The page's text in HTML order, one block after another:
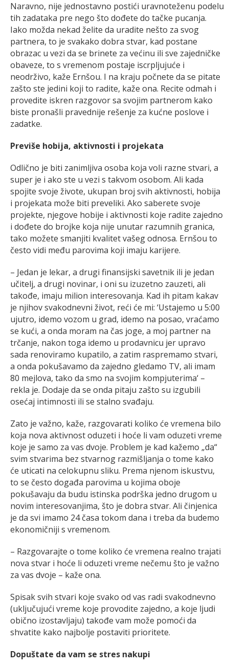
Naravno, nije jednostavno postići uravnoteženu podelu
tih zadataka pre nego što dođete do tačke pucanja.
Iako možda nekad želite da uradite nešto za svog
partnera, to je svakako dobra stvar, kad postane
obrazac u vezi da se brinete za većinu ili sve zajedničke
obaveze, to s vremenom postaje iscrpljujuće i
neodrživo, kaže Ernšou. I na kraju počnete da se pitate
zašto ste jedini koji to radite, kaže ona. Recite odmah i
provedite iskren razgovor sa svojim partnerom kako
biste pronašli pravednije rešenje za kućne poslove i
zadatke.
Previše hobija, aktivnosti i projekata
Odlično je biti zanimljiva osoba koja voli razne stvari, a
super je i ako ste u vezi s takvom osobom. Ali kada
spojite svoje živote, ukupan broj svih aktivnosti, hobija
i projekata može biti preveliki. Ako saberete svoje
projekte, njegove hobije i aktivnosti koje radite zajedno
i dođete do brojke koja nije unutar razumnih granica,
tako možete smanjiti kvalitet vašeg odnosa. Ernšou to
često vidi među parovima koji imaju karijere.
– Jedan je lekar, a drugi finansijski savetnik ili je jedan
učitelj, a drugi novinar, i oni su izuzetno zauzeti, ali
takođe, imaju milion interesovanja. Kad ih pitam kakav
je njihov svakodnevni život, reći će mi: ‘Ustajemo u 5:00
ujutro, idemo vozom u grad, idemo na posao, vraćamo
se kući, a onda moram na čas joge, a moj partner na
trčanje, nakon toga idemo u prodavnicu jer upravo
sada renoviramo kupatilo, a zatim raspremamo stvari,
a onda pokušavamo da zajedno gledamo TV, ali imam
80 mejlova, tako da smo na svojim kompjuterima‘ –
rekla je. Dodaje da se onda pitaju zašto su izgubili
osećaj intimnosti ili se stalno svađaju.
Zato je važno, kaže, razgovarati koliko će vremena bilo
koja nova aktivnost oduzeti i hoće li vam oduzeti vreme
koje je samo za vas dvoje. Problem je kad kažemo „da“
svim stvarima bez stvarnog razmišljanja o tome kako
će uticati na celokupnu sliku. Prema njenom iskustvu,
to se često događa parovima u kojima oboje
pokušavaju da budu istinska podrška jedno drugom u
novim interesovanjima, što je dobra stvar. Ali činjenica
je da svi imamo 24 časa tokom dana i treba da budemo
ekonomičniji s vremenom.
– Razgovarajte o tome koliko će vremena realno trajati
nova stvar i hoće li oduzeti vreme nečemu što je važno
za vas dvoje – kaže ona.
Spisak svih stvari koje svako od vas radi svakodnevno
(uključujući vreme koje provodite zajedno, a koje ljudi
obično izostavljaju) takođe vam može pomoći da
shvatite kako najbolje postaviti prioritete.
Dopuštate da vam se stres nakupi